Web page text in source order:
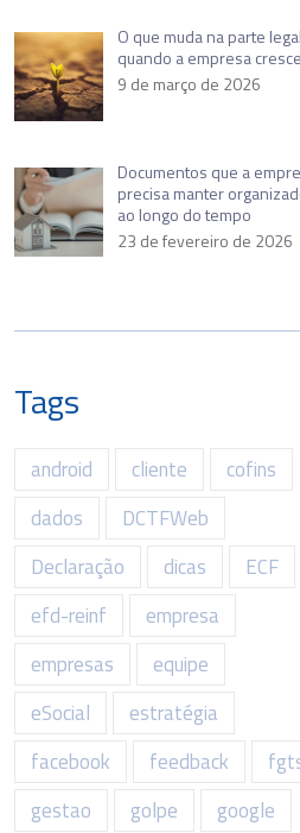
O que muda na parte legal
quando a empresa cresce
9 de março de 2026
Documentos que a
precisa manter
ao longo do tempo
23 de fevereiro de 2026
Tags
android cliente
cofins
dados
DCTFWeb
Declaração
dicas
ECF
efd-reinf
empresa
empresas
equipe
eSocial
estratégia
facebook
feedback
gestao
golpe
google